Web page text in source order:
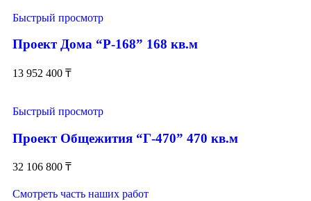
Быстрый просмотр
Проект Дома “Р-168” 168 кв.м
13 952 400 ₸
Быстрый просмотр
Проект Общежития “Г-470” 470 кв.м
32 106 800 ₸
Смотреть часть наших работ